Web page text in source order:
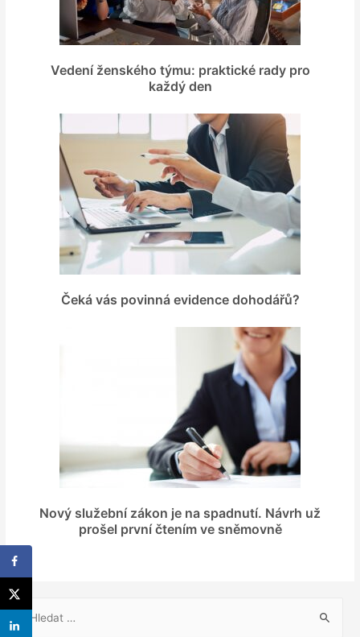
Vedení ženského týmu: praktické rady pro
každý den
Čeká vás povinná evidence dohodářů?
Nový služební zákon je na spadnutí. Návrh už
prošel první čtením ve sněmovně
V
y